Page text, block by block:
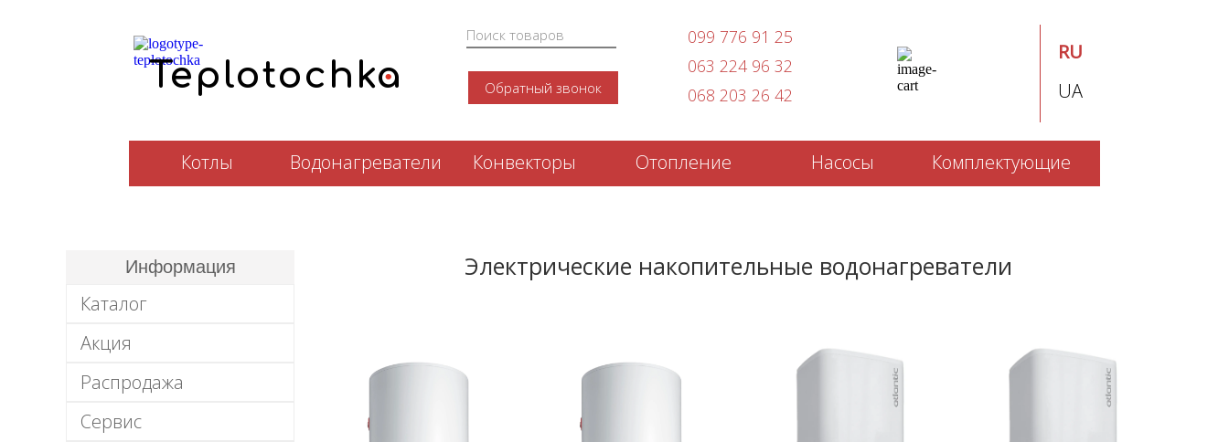
Teplotochka
. Обратный звонок
099 776 91 25
063 224 96 32
068 203 26 42
RU
UA
Котлы Водонагреватели Конвекторы Отопление Насосы Комплектующие
Информация
Каталог
Акция
Распродажа
Сервис
Электрические накопительные водонагреватели